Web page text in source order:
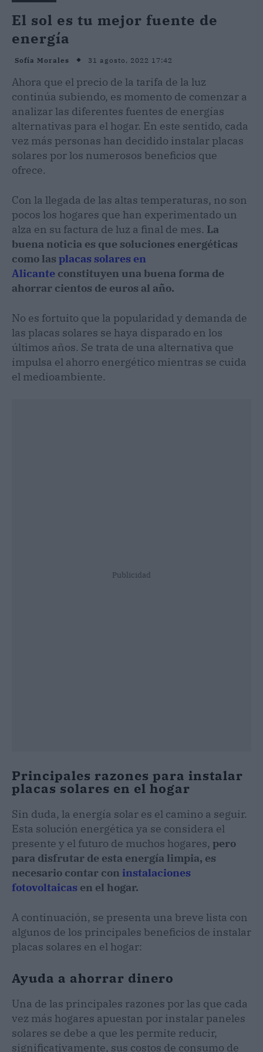
El sol es tu mejor fuente de
energía
Sofía Morales 31 agosto, 2022 17:42
Ahora que el precio de la tarifa de la luz
continúa subiendo, es momento de comenzar a
analizar las diferentes fuentes de energías
alternativas para el hogar. En este sentido, cada
vez más personas han decidido instalar placas
solares por los numerosos beneficios que
ofrece.
Con la llegada de las altas temperaturas, no son
pocos los hogares que han experimentado un
alza en su factura de luz a final de mes. La
buena noticia es que soluciones energéticas
como las placas solares en
Alicante constituyen una buena forma de
ahorrar cientos de euros al año.
No es fortuito que la popularidad y demanda de
las placas solares se haya disparado en los
últimos años. Se trata de una alternativa que
impulsa el ahorro energético mientras se cuida
el medioambiente.
Publicidad
Principales razones para instalar
placas solares en el hogar
Sin duda, la energía solar es el camino a seguir.
Esta solución energética ya se considera el
presente y el futuro de muchos hogares, pero
para disfrutar de esta energía limpia, es
necesario contar con instalaciones
fotovoltaicas en el hogar.
A continuación, se presenta una breve lista con
algunos de los principales beneficios de instalar
placas solares en el hogar:
Ayuda a ahorrar dinero
Una de las principales razones por las que cada
vez más hogares apuestan por instalar paneles
solares se debe a que les permite reducir,
significativamente, sus costos de consumo de